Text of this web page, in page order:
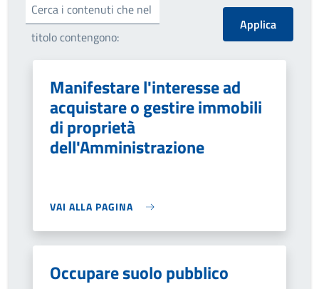
Cerca i contenuti che nel
titolo contengono:
Manifestare l'interesse ad
acquistare o gestire immobili
di proprietà
dell'Amministrazione
VAI ALLA PAGINA
Occupare suolo pubblico